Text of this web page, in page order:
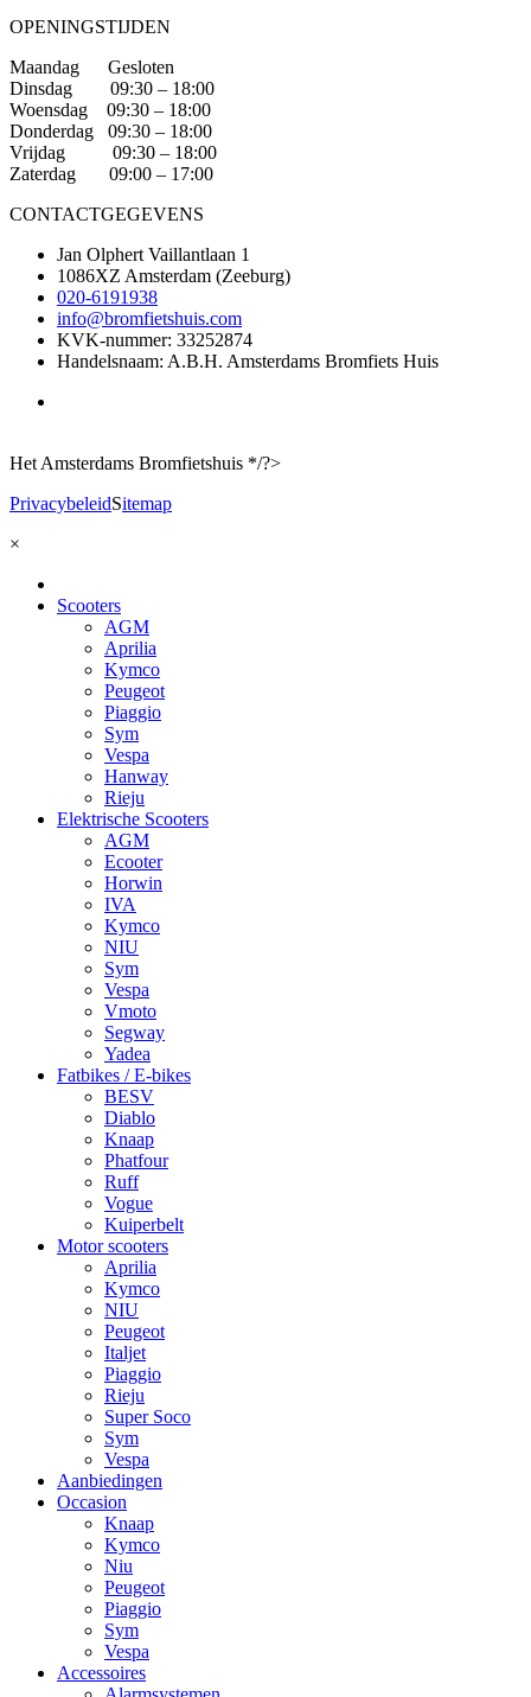
OPENINGSTIJDEN
Maandag Gesloten
Dinsdag 09:30 – 18:00
Woensdag 09:30 – 18:00
Donderdag 09:30 – 18:00
Vrijdag 09:30 – 18:00
Zaterdag 09:00 – 17:00
CONTACTGEGEVENS
Jan Olphert Vaillantlaan 1
1086XZ Amsterdam (Zeeburg)
020-6191938
info@bromfietshuis.com
KVK-nummer: 33252874
Handelsnaam: A.B.H. Amsterdams Bromfiets Huis
Het Amsterdams Bromfietshuis */?>
PrivacybeleidSitemap
×
Scooters
AGM
Aprilia
Kymco
Peugeot
Piaggio
Sym
Vespa
Hanway
Rieju
Elektrische Scooters
AGM
Ecooter
Horwin
IVA
Kymco
NIU
Sym
Vespa
Vmoto
Segway
Yadea
Fatbikes / E-bikes
BESV
Diablo
Knaap
Phatfour
Ruff
Vogue
Kuiperbelt
Motor scooters
Aprilia
Kymco
NIU
Peugeot
Italjet
Piaggio
Rieju
Super Soco
Sym
Vespa
Aanbiedingen
Occasion
Knaap
Kymco
Niu
Peugeot
Piaggio
Sym
Vespa
Accessoires